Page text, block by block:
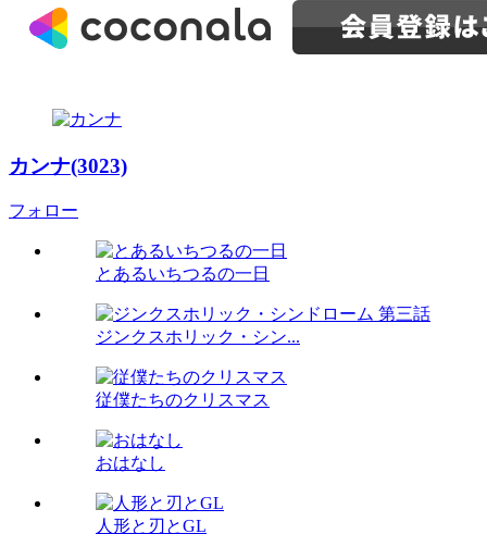
カンナ(3023)
フォロー
とあるいちつるの一日
ジンクスホリック・シン...
従僕たちのクリスマス
おはなし
人形と刃とGL